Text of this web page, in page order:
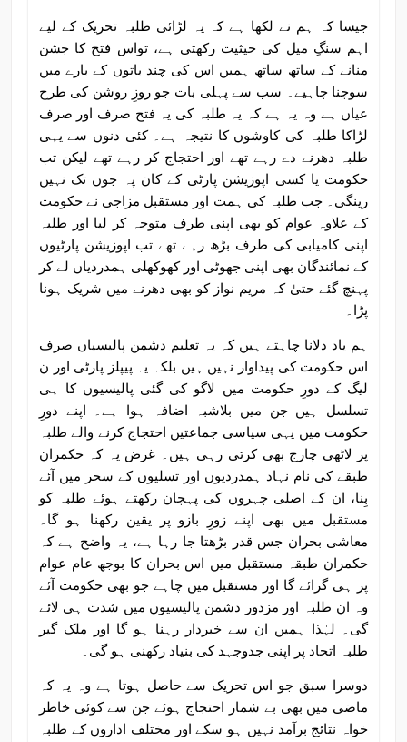
جیسا کہ ہم نے لکھا ہے کہ یہ لڑائی طلبہ تحریک کے لیے
اہم سنگِ میل کی حیثیت رکھتی ہے، تواس فتح کا جشن
منانے کے ساتھ ساتھ ہمیں اس کی چند باتوں کے بارے میں
سوچنا چاہیے۔ سب سے پہلی بات جو روزِ روشن کی طرح
عیاں ہے وہ یہ ہے کہ یہ طلبہ کی یہ فتح صرف اور صرف
لڑاکا طلبہ کی کاوشوں کا نتیجہ ہے۔ کئی دنوں سے یہی
طلبہ دھرنے دے رہے تھے اور احتجاج کر رہے تھے لیکن تب
حکومت یا کسی اپوزیشن پارٹی کے کان پہ جوں تک نہیں
رینگی۔ جب طلبہ کی ہمت اور مستقبل مزاجی نے حکومت
کے علاوہ عوام کو بھی اپنی طرف متوجہ کر لیا اور طلبہ
اپنی کامیابی کی طرف بڑھ رہے تھے تب اپوزیشن پارٹیوں
کے نمائندگان بھی اپنی جھوٹی اور کھوکھلی ہمدردیاں لے کر
پہنچ گئے حتیٰ کہ مریم نواز کو بھی دھرنے میں شریک ہونا
پڑا۔
ہم یاد دلانا چاہتے ہیں کہ یہ تعلیم دشمن پالیسیاں صرف
اس حکومت کی پیداوار نہیں ہیں بلکہ یہ پیپلز پارٹی اور ن
لیگ کے دورِ حکومت میں لاگو کی گئی پالیسیوں کا ہی
تسلسل ہیں جن میں بلاشبہ اضافہ ہوا ہے۔ اپنے دورِ
حکومت میں یہی سیاسی جماعتیں احتجاج کرنے والے طلبہ
پر لاٹھی چارج بھی کرتی رہی ہیں۔ غرض یہ کہ حکمران
طبقے کی نام نہاد ہمدردیوں اور تسلیوں کے سحر میں آئے
بِنا، ان کے اصلی چہروں کی پہچان رکھتے ہوئے طلبہ کو
مستقبل میں بھی اپنے زورِ بازو پر یقین رکھنا ہو گا۔
معاشی بحران جس قدر بڑھتا جا رہا ہے، یہ واضح ہے کہ
حکمران طبقہ مستقبل میں اس بحران کا بوجھ عام عوام
پر ہی گرائے گا اور مستقبل میں چاہے جو بھی حکومت آئے
وہ ان طلبہ اور مزدور دشمن پالیسیوں میں شدت ہی لائے
گی۔ لہٰذا ہمیں ان سے خبردار رہنا ہو گا اور ملک گیر
طلبہ اتحاد پر اپنی جدوجہد کی بنیاد رکھنی ہو گی۔
دوسرا سبق جو اس تحریک سے حاصل ہوتا ہے وہ یہ کہ
ماضی میں بھی بے شمار احتجاج ہوئے جن سے کوئی خاطر
خواہ نتائج برآمد نہیں ہو سکے اور مختلف اداروں کے طلبہ